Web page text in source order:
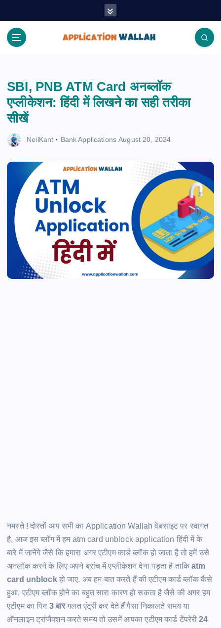
SBI, PNB ATM Card अनब्लॉक
एप्लीकेशन: हिंदी में लिखने का सही तरीका
सीखें
NeilKant Bank Applications August 20, 2024
नमस्ते ! दोस्तों आप सभी का Application Wallah वेबसाइट पर स्वागत
है, आज इस ब्लॉग में हम atm card unblock application हिंदी में के
बारे में जानेंगे जैसे कि हमारा अगर एटीएम कार्ड ब्लॉक हो जाता है तो हमें उसे
अनलॉक करने के लिए अपने ब्रांच में एप्लीकेशन देना पड़ता है ताकिatm
card unblockहो जाए. अब हम बात करते हैं की एटीएम कार्ड ब्लॉक कैसे
हुआ. एटीएम ब्लॉक होने का बहुत सारा कारण हो सकता है जैसे की अगर हम
एटीएम का पिन 3 बारगलत एंट्री कर देते हैं पैसा निकालते समय या
ऑनलाइन ट्रांजैक्शन करते समय तो उसमें आपका एटीएम कार्ड टेंपरेरी24